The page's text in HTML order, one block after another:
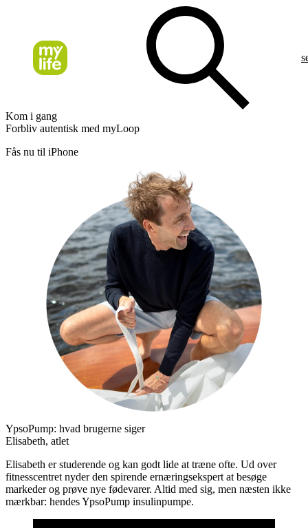
Kom i gang
Forbliv autentisk med myLoop
Fås nu til iPhone
YpsoPump: hvad brugerne siger
Elisabeth, atlet
Elisabeth er studerende og kan godt lide at træne ofte. Ud over
fitnesscentret nyder den spirende ernæringsekspert at besøge
markeder og prøve nye fødevarer. Altid med sig, men næsten ikke
mærkbar: hendes YpsoPump insulinpumpe.